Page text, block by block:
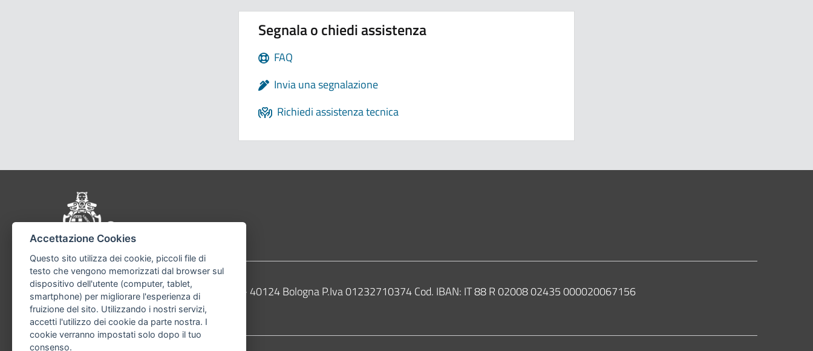
Segnala o chiedi assistenza
FAQ
Invia una segnalazione
Richiedi assistenza tecnica
Pié di pagina di Comune di Bologna
Contatti
Comune di Bologna, Piazza Maggiore, 6 - 40124 Bologna P.Iva 01232710374 Cod. IBAN: IT 88 R 02008 02435 000020067156
Telefono:051203040
Accettazione Cookies
Questo sito utilizza dei cookie, piccoli file di
testo che vengono memorizzati dal browser sul
dispositivo dell'utente (computer, tablet,
smartphone) per migliorare l'esperienza di
fruizione del sito. Utilizzando i nostri servizi,
accetti l'utilizzo dei cookie da parte nostra. I
cookie verranno impostati solo dopo il tuo
consenso.